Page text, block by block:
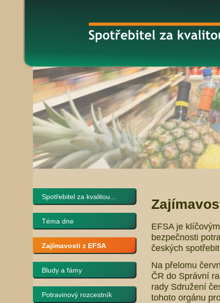
Spotřebitel za kvalitou...
Téma dne
Zajímavosti z EFSA
Bludy a fámy
Potravinový rozcestník
EFSA je
bezpečnosti
českých
Na přelomu
ČR do Správní
rady Sdružení
tohoto orgánu